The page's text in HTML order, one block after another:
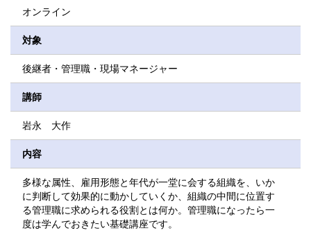
オンライン
対象
後継者・管理職・現場マネージャー
講師
岩永 大作
内容
多様な属性、雇用形態と年代が一堂に会する組織を、いか
に判断して効果的に動かしていくか、組織の中間に位置す
る管理職に求められる役割とは何か。管理職になったら一
度は学んでおきたい基礎講座です。